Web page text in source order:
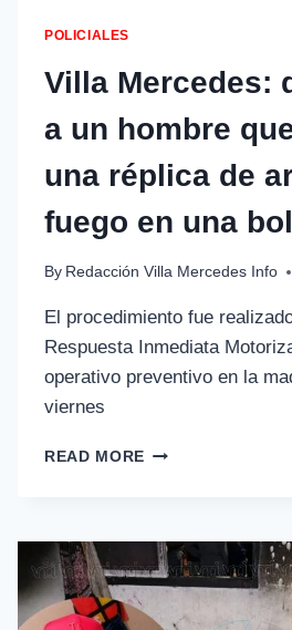
POLICIALES
Villa Mercedes:
a un hombre
una réplica de
fuego en una
By Redacción Villa Mercedes Info
El procedimiento fue
Respuesta Inmediata
operativo preventivo en la
viernes
READ MORE